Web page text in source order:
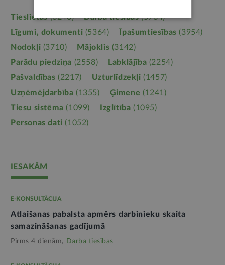
Tieslietas(6246) Darba tiesības(5764)
Līgumi, dokumenti (5364) Īpašumtiesības (3954)
Nodokļi (3710) Mājoklis (3142)
Parādu piedziņa (2558) Labklājība (2254)
Pašvaldības (2217) Uzturlīdzekļi (1457)
Uzņēmējdarbība (1355) Ģimene (1241)
Tiesu sistēma (1099) Izglītība (1095)
Personas dati (1052)
IESAKĀM
E-KONSULTĀCIJA
Atlaišanas pabalsta apmērs darbinieku skaita
samazināšanas gadījumā
Pirms 4 dienām, Darba tiesības